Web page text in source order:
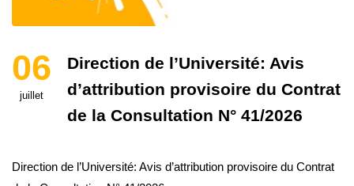
06
juillet
Direction de l’Université: Avis
d’attribution provisoire du Contrat
de la Consultation N° 41/2026
Direction de l’Université: Avis d’attribution provisoire du Contrat